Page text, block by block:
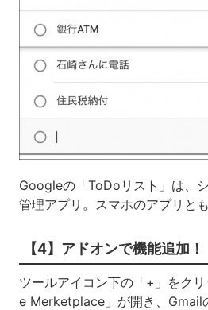
Googleの「ToDoリスト」は、
管理アプリ。スマホのアプリと
【4】アドオンで機能追加！
ツールアイコン下の「+」をク
e Merketplace」が開き、Gmail